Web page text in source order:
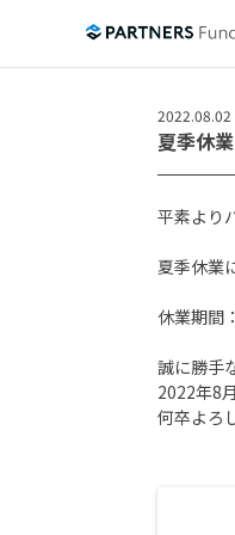
2022.08.02
夏季休
平素より
夏季休業
休業期間
誠に勝手
2022年8
何卒よろ